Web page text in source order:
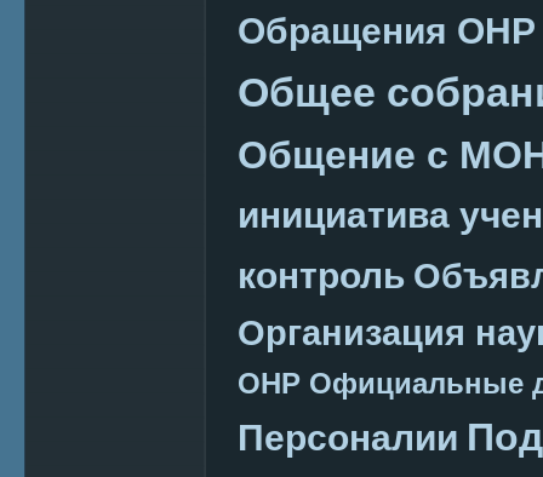
Обращения ОНР
Общее
Общение с
инициатива
контроль
Организация
ОНР Официальные
Персоналии